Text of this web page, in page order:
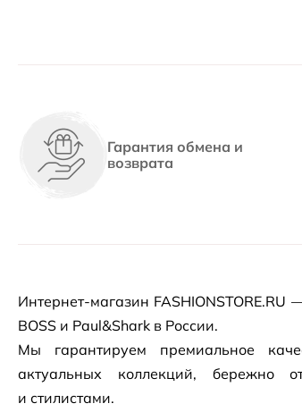
Гарантия обмена и
возврата
Интернет-магазин
BOSS и Paul&Shark в России.
Мы гарантируем премиальное
актуальных коллекций, бережно
и стилистами.